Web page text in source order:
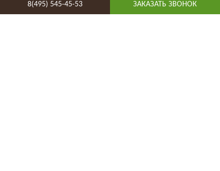
8(495) 545-45-53 ЗАКАЗАТЬ ЗВОНОК